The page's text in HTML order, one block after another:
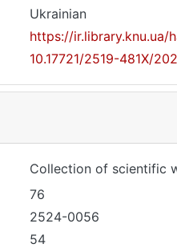
Ukrainian
https://ir.library.knu.ua/
10.17721/2519-481X/
Collection оf scientific
76
2524-0056
54